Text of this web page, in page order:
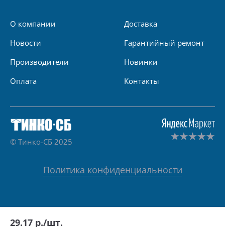
29.17 р./шт.
О компании
Новости
Производители
Оплата
Доставка
Гарантийный ремонт
Новинки
Контакты
© Тинко-СБ 2025
Политика конфиденциальности